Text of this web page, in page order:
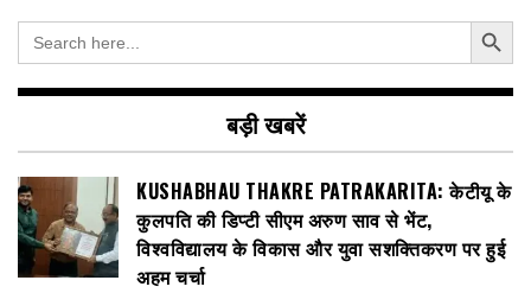
Search
for:
Search Button
बड़ी खबरें
KUSHABHAU THAKRE PATRAKARITA: केटीयू के
कुलपति की डिप्टी सीएम अरुण साव से भेंट,
विश्वविद्यालय के विकास और युवा सशक्तिकरण पर हुई
अहम चर्चा